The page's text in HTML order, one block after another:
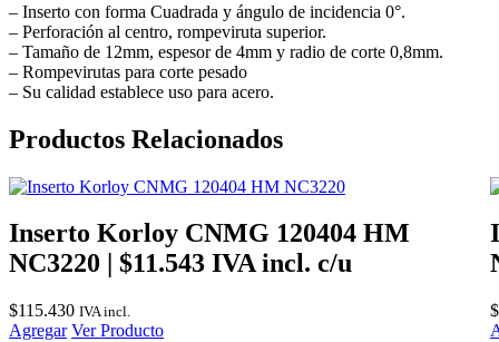
cantidad
– Inserto con forma Cuadrada y ángulo de incidencia 0°.
– Perforación al centro, rompeviruta superior.
– Tamaño de 12mm, espesor de 4mm y radio de corte 0,8mm.
– Rompevirutas para corte pesado
– Su calidad establece uso para acero.
Productos Relacionados
Inserto Korloy CNMG 120404 HM
NC3220 | $11.543 IVA incl. c/u
$115.430 IVA incl.
Agregar Ver Producto
$